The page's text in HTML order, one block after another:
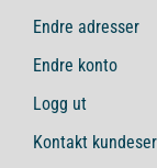
Endre adresser
Endre konto
Logg ut
Kontakt